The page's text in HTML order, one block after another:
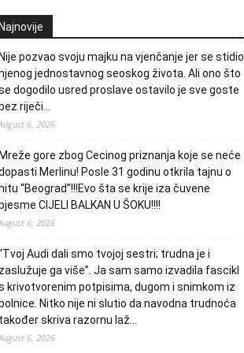
Najnovije
Nije pozvao svoju majku na vjenčanje jer se stidio
jednostavnog seoskog života. Ali ono što
dogodilo usred proslave ostavilo je sve goste
bez riječi…
6, 2026
Mreže gore zbog Cecinog priznanja koje se neće
Merlinu! Posle 31 godinu otkrila tajnu o
hitu “Beograd”!!!Evo šta se krije iza čuvene
CIJELI BALKAN U ŠOKU!!!!
6, 2026
Audi dali smo tvojoj sestri; trudna je i
zaslužuje ga više”. Ja sam samo izvadila fascikl
krivotvorenim potpisima, dugom i snimkom iz
bolnice. Nitko nije ni slutio da navodna trudnoća
također skriva razornu laž…
6, 2026